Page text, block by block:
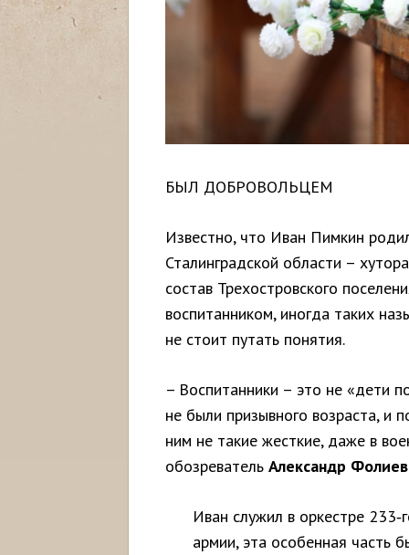
БЫЛ ДОБРОВОЛЬЦЕМ
Известно, что Иван Пимкин
Сталинградской области –
состав Трехостровского
воспитанником, иногда таких
не стоит путать понятия.
– Воспитанники – это не «дети
не были призывного возраста, и
ним не такие жесткие, даже в
обозреватель Александр Фолиев
Иван служил в оркестре
армии, эта особенная часть